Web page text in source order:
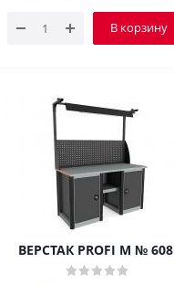
В корзину
ВЕРСТАК PROFI M № 608